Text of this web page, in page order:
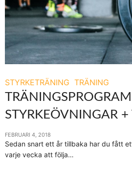
STYRKETRÄNING TRÄNING
STYRKEÖVNINGAR +
FEBRUARI 4, 2018
Sedan snart ett år tillbaka har du fått
varje vecka att följa…